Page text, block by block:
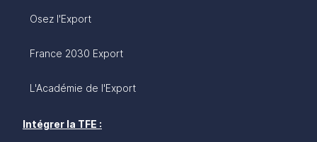
Osez l'Export
France 2030 Export
L'Académie de l'Export
Intégrer la TFE :